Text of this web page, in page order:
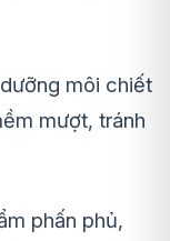
môi chiết
mượt, tránh
phấn phủ,